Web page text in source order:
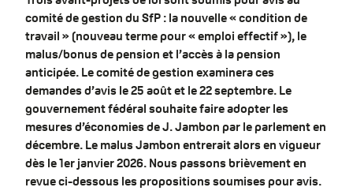
comité de gestion du SfP : la nouvelle « condition de
travail » (nouveau terme pour « emploi effectif »), le
malus/bonus de pension et l’accès à la pension
anticipée. Le comité de gestion examinera ces
demandes d’avis le 25 août et le 22 septembre. Le
gouvernement fédéral souhaite faire adopter les
mesures d’économies de J. Jambon par le parlement en
décembre. Le malus Jambon entrerait alors en vigueur
dès le 1er janvier 2026. Nous passons brièvement en
revue ci-dessous les propositions soumises pour avis.